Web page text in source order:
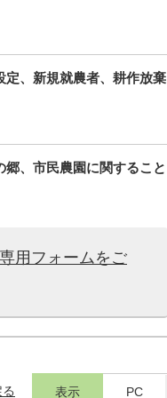
定、新規就農者、耕作放棄
、市民農園に関すること
用フォームをご
表示 PC